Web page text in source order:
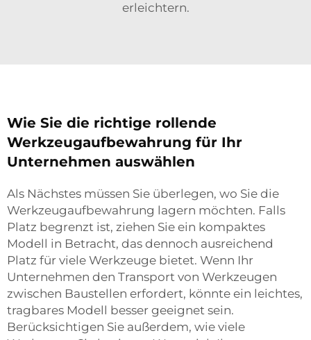
erleichtern.
Wie Sie die richtige rollende
Werkzeugaufbewahrung für Ihr
Unternehmen auswählen
Als Nächstes müssen Sie überlegen, wo Sie die
Werkzeugaufbewahrung lagern möchten. Falls
Platz begrenzt ist, ziehen Sie ein kompaktes
Modell in Betracht, das dennoch ausreichend
Platz für viele Werkzeuge bietet. Wenn Ihr
Unternehmen den Transport von Werkzeugen
zwischen Baustellen erfordert, könnte ein leichtes,
tragbares Modell besser geeignet sein.
Berücksichtigen Sie außerdem, wie viele